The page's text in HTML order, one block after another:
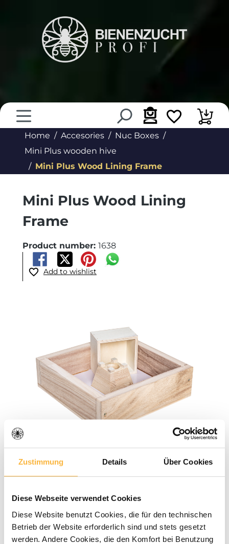
Zustimmung Details Über Cookies
Diese Webseite verwendet Cookies
Diese Website benutzt Cookies, die für den technischen
Betrieb der Website erforderlich sind und stets gesetzt
werden. Andere Cookies, die den Komfort bei Benutzung
Home Accesories
Nuc Boxes
Mini Plus wooden hive
Mini Plus Wood Lining Frame
Mini Plus Wood Lining
Frame
Product number: 1638
Add to wishlist
Average rating of 0 out of 5 stars
0 Reviews
€9.90*
Prices incl. VAT plus shipping costs